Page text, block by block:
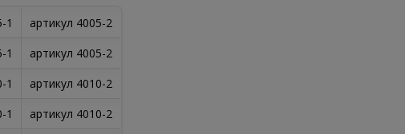
1
артикул 4005-2
1
артикул 4005-2
1
артикул 4010-2
1
артикул 4010-2